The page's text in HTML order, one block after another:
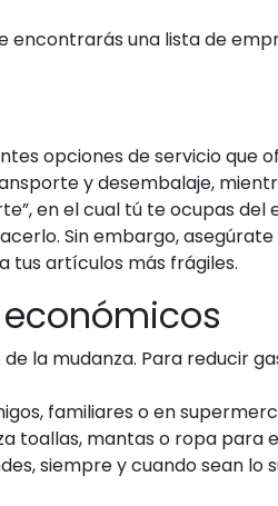
una lista de
opciones de servicio que
y desembalaje,
en el cual tú te ocupas
Sin embargo,
tus artículos más frágiles.
la mudanza. Para reducir
familiares o en
toallas, mantas o ropa para
siempre y cuando sean